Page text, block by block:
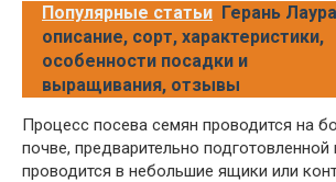
Популярные статьи Герань
описание, сорт, характеристики,
особенности посадки и
выращивания, отзывы
Процесс посева семян проводится на
почве, предварительно подготовленной
проводится в небольшие ящики или